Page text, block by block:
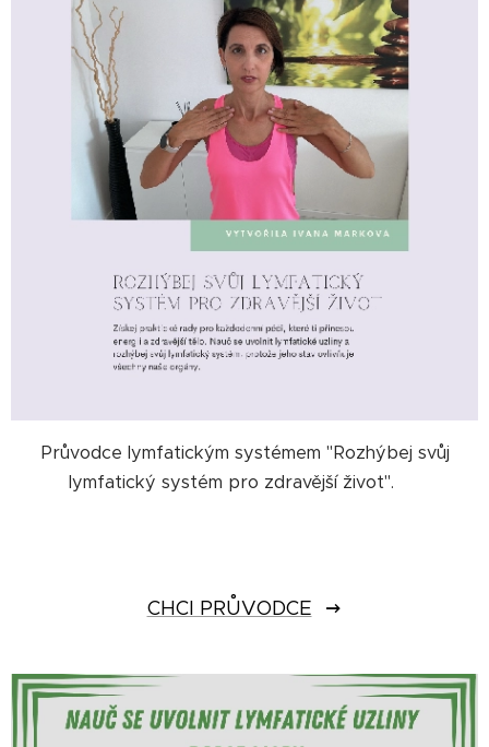
Průvodce lymfatickým systémem "Rozhýbej svůj
lymfatický systém pro zdravější život".
CHCI PRŮVODCE